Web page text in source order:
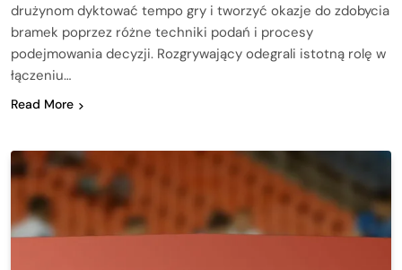
drużynom dyktować tempo gry i tworzyć okazje do zdobycia
bramek poprzez różne techniki podań i procesy
podejmowania decyzji. Rozgrywający odegrali istotną rolę w
łączeniu…
Read More